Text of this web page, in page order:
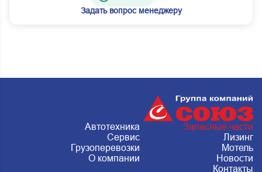
Задать вопрос менеджеру
Автотехника
Запасные части
Сервис
Лизинг
Грузоперевозки
Мотель
О компании
Новости
Контакты